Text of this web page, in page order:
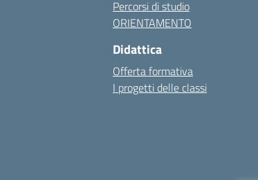
Percorsi di studio
ORIENTAMENTO
Didattica
Offerta formativa
I progetti delle classi